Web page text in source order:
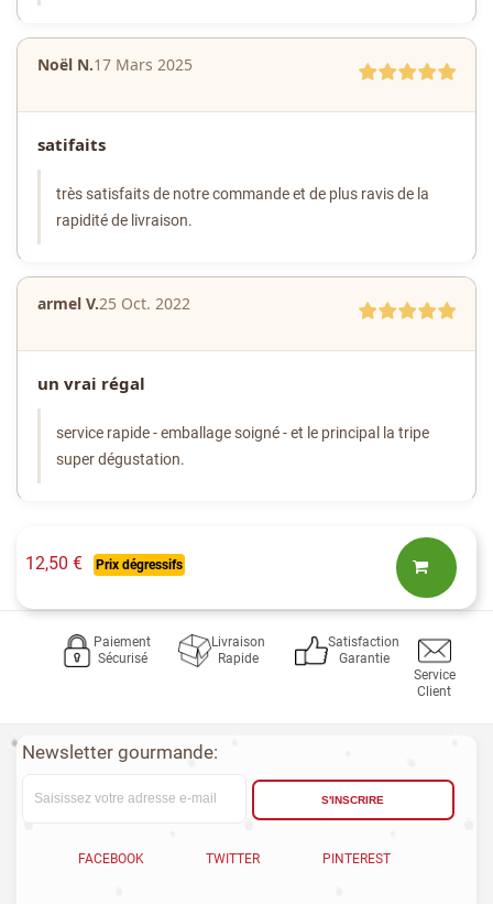
Noël N.17 Mars 2025
satifaits
très satisfaits de notre commande et de plus ravis de la
rapidité de livraison.
armel V.25 Oct. 2022
un vrai régal
service rapide - emballage soigné - et le principal la tripe
super dégustation.
12,50 € Prix dégressifs
Paiement
Sécurisé
Livraison
Rapide
Satisfaction
Garantie
Service
Client
Newsletter gourmande:
S'INSCRIRE
FACEBOOK TWITTER PINTEREST